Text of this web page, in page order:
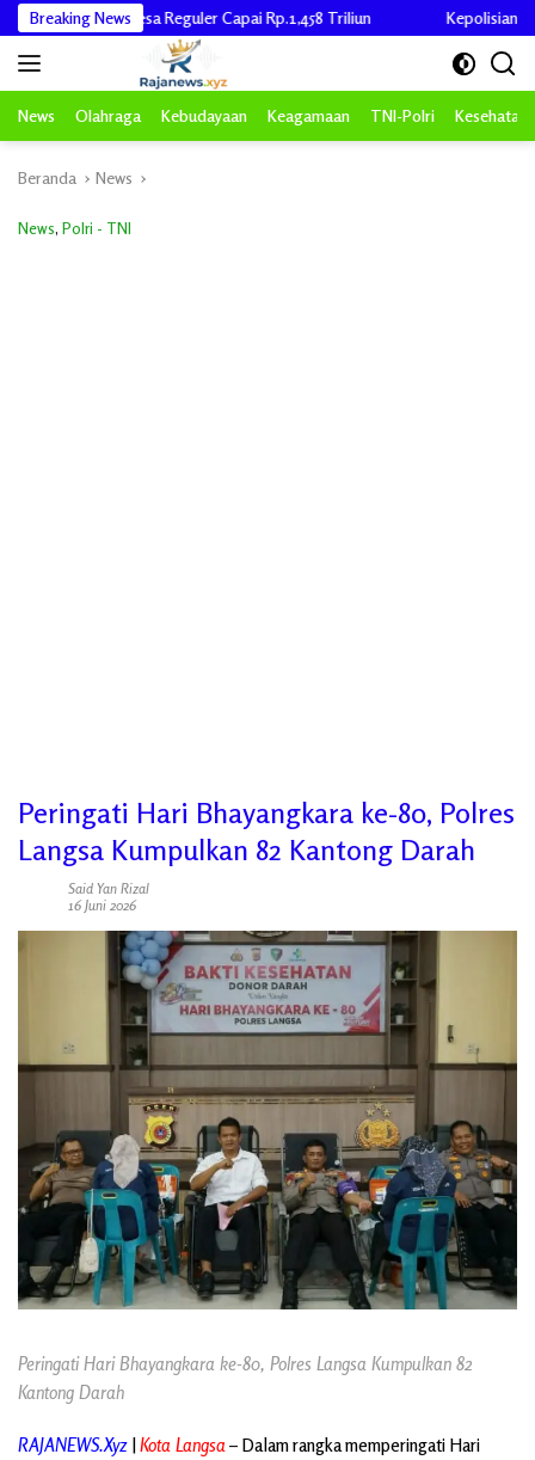
Langsung
ke
konten
Breaking News
Desa Reguler Capai Rp.1,458 Triliun Kepolisian-RI Polda
News Olahraga Kebudayaan Keagamaan TNI-Polri Kesehatan
Beranda News
News, Polri - TNI
Peringati Hari Bhayangkara ke-80, Polres
Langsa Kumpulkan 82 Kantong Darah
Said Yan Rizal
16 Juni 2026
Peringati Hari Bhayangkara ke-80, Polres Langsa Kumpulkan 82
Kantong Darah
RAJANEWS.Xyz |Kota Langsa – Dalam rangka memperingati Hari